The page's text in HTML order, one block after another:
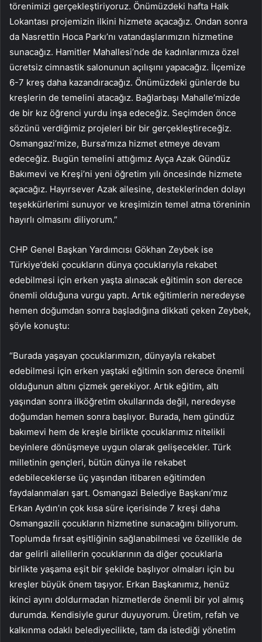
törenimizi gerçekleştiriyoruz. Önümüzdeki hafta Halk
Lokantası projemizin ilkini hizmete açacağız. Ondan sonra
da Nasrettin Hoca Parkı’nı vatandaşlarımızın hizmetine
sunacağız. Hamitler Mahallesi’nde de kadınlarımıza özel
ücretsiz cimnastik salonunun açılışını yapacağız. İlçemize
6-7 kreş daha kazandıracağız. Önümüzdeki günlerde bu
kreşlerin de temelini atacağız. Bağlarbaşı Mahalle’mizde
de bir kız öğrenci yurdu inşa edeceğiz. Seçimden önce
sözünü verdiğimiz projeleri bir bir gerçekleştireceğiz.
Osmangazi’mize, Bursa’mıza hizmet etmeye devam
edeceğiz. Bugün temelini attığımız Ayça Azak Gündüz
Bakımevi ve Kreşi’ni yeni öğretim yılı öncesinde hizmete
açacağız. Hayırsever Azak ailesine, desteklerinden dolayı
teşekkürlerimi sunuyor ve kreşimizin temel atma töreninin
hayırlı olmasını diliyorum.”
CHP Genel Başkan Yardımcısı Gökhan Zeybek ise
Türkiye’deki çocukların dünya çocuklarıyla rekabet
edebilmesi için erken yaşta alınacak eğitimin son derece
önemli olduğuna vurgu yaptı. Artık eğitimlerin neredeyse
hemen doğumdan sonra başladığına dikkati çeken Zeybek,
şöyle konuştu:
“Burada yaşayan çocuklarımızın, dünyayla rekabet
edebilmesi için erken yaştaki eğitimin son derece önemli
olduğunun altını çizmek gerekiyor. Artık eğitim, altı
yaşından sonra ilköğretim okullarında değil, neredeyse
doğumdan hemen sonra başlıyor. Burada, hem gündüz
bakımevi hem de kreşle birlikte çocuklarımız nitelikli
beyinlere dönüşmeye uygun olarak gelişecekler. Türk
milletinin gençleri, bütün dünya ile rekabet
edebileceklerse üç yaşından itibaren eğitimden
faydalanmaları şart. Osmangazi Belediye Başkanı’mız
Erkan Aydın’ın çok kısa süre içerisinde 7 kreşi daha
Osmangazili çocukların hizmetine sunacağını biliyorum.
Toplumda fırsat eşitliğinin sağlanabilmesi ve özellikle de
dar gelirli ailelilerin çocuklarının da diğer çocuklarla
birlikte yaşama eşit bir şekilde başlıyor olmaları için bu
kreşler büyük önem taşıyor. Erkan Başkanımız, henüz
ikinci ayını doldurmadan hizmetlerde önemli bir yol almış
durumda. Kendisiyle gurur duyuyorum. Üretim, refah ve
kalkınma odaklı belediyecilikte, tam da istediği yönetim